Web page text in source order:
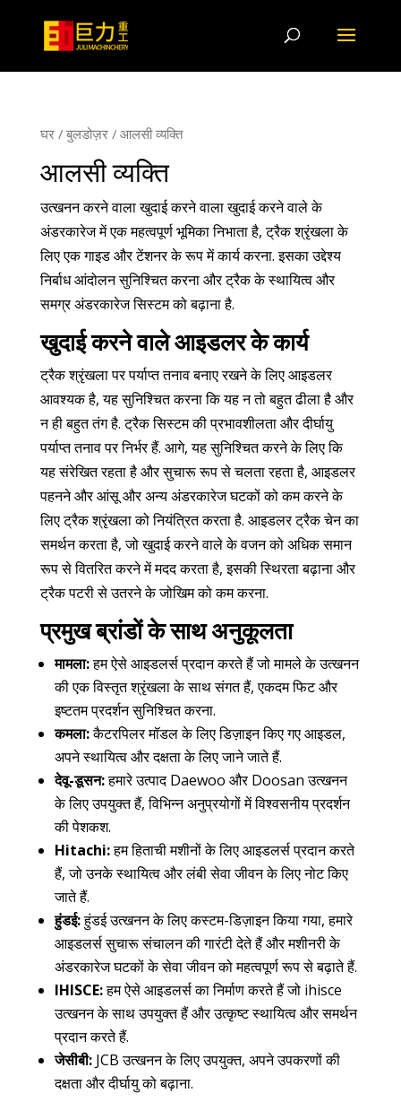
घर/ बुलडोज़र/ आलसी व्यक्ति
आलसी व्यक्ति
उत्खनन करने वाला खुदाई करने वाला खुदाई करने वाले के
अंडरकारेज में एक महत्वपूर्ण भूमिका निभाता है, ट्रैक श्रृंखला के
लिए एक गाइड और टेंशनर के रूप में कार्य करना. इसका उद्देश्य
निर्बाध आंदोलन सुनिश्चित करना और ट्रैक के स्थायित्व और
समग्र अंडरकारेज सिस्टम को बढ़ाना है.
खुदाई करने वाले आइडलर के कार्य
ट्रैक श्रृंखला पर पर्याप्त तनाव बनाए रखने के लिए आइडलर
आवश्यक है, यह सुनिश्चित करना कि यह न तो बहुत ढीला है और
न ही बहुत तंग है. ट्रैक सिस्टम की प्रभावशीलता और दीर्घायु
पर्याप्त तनाव पर निर्भर हैं. आगे, यह सुनिश्चित करने के लिए कि
यह संरेखित रहता है और सुचारू रूप से चलता रहता है, आइडलर
पहनने और आंसू और अन्य अंडरकारेज घटकों को कम करने के
लिए ट्रैक श्रृंखला को नियंत्रित करता है. आइडलर ट्रैक चेन का
समर्थन करता है, जो खुदाई करने वाले के वजन को अधिक समान
रूप से वितरित करने में मदद करता है, इसकी स्थिरता बढ़ाना और
ट्रैक पटरी से उतरने के जोखिम को कम करना.
प्रमुख ब्रांडों के साथ अनुकूलता
मामला:हम ऐसे आइडलर्स प्रदान करते हैं जो मामले के उत्खनन
की एक विस्तृत श्रृंखला के साथ संगत हैं, एकदम फिट और
इष्टतम प्रदर्शन सुनिश्चित करना.
कमला:कैटरपिलर मॉडल के लिए डिज़ाइन किए गए आइडल,
अपने स्थायित्व और दक्षता के लिए जाने जाते हैं.
देवू-डूसन:हमारे उत्पाद Daewoo और Doosan उत्खनन
के लिए उपयुक्त हैं, विभिन्न अनुप्रयोगों में विश्वसनीय प्रदर्शन
की पेशकश.
Hitachi:हम हिताची मशीनों के लिए आइडलर्स प्रदान करते
हैं, जो उनके स्थायित्व और लंबी सेवा जीवन के लिए नोट किए
जाते हैं.
हुंडई:हुंडई उत्खनन के लिए कस्टम-डिज़ाइन किया गया, हमारे
आइडलर्स सुचारू संचालन की गारंटी देते हैं और मशीनरी के
अंडरकारेज घटकों के सेवा जीवन को महत्वपूर्ण रूप से बढ़ाते हैं.
IHISCE:हम ऐसे आइडलर्स का निर्माण करते हैं जो ihisce
उत्खनन के साथ उपयुक्त हैं और उत्कृष्ट स्थायित्व और समर्थन
प्रदान करते हैं.
जेसीबी: JCB उत्खनन के लिए उपयुक्त, अपने उपकरणों की
दक्षता और दीर्घायु को बढ़ाना.